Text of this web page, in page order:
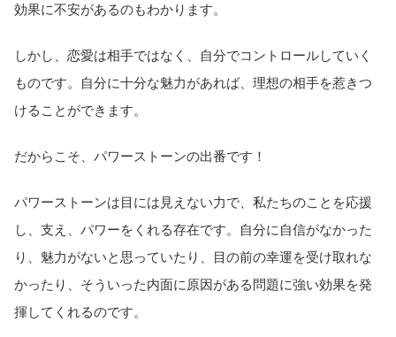
効果に不安があるのもわかります。
しかし、恋愛は相手ではなく、自分でコントロールしていく
ものです。自分に十分な魅力があれば、理想の相手を惹きつ
けることができます。
だからこそ、パワーストーンの出番です！
パワーストーンは目には見えない力で、私たちのことを応援
し、支え、パワーをくれる存在です。自分に自信がなかった
り、魅力がないと思っていたり、目の前の幸運を受け取れな
かったり、そういった内面に原因がある問題に強い効果を発
揮してくれるのです。